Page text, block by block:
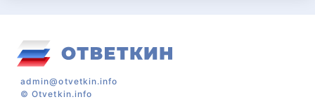
admin@otvetkin.info
©Otvetkin.info